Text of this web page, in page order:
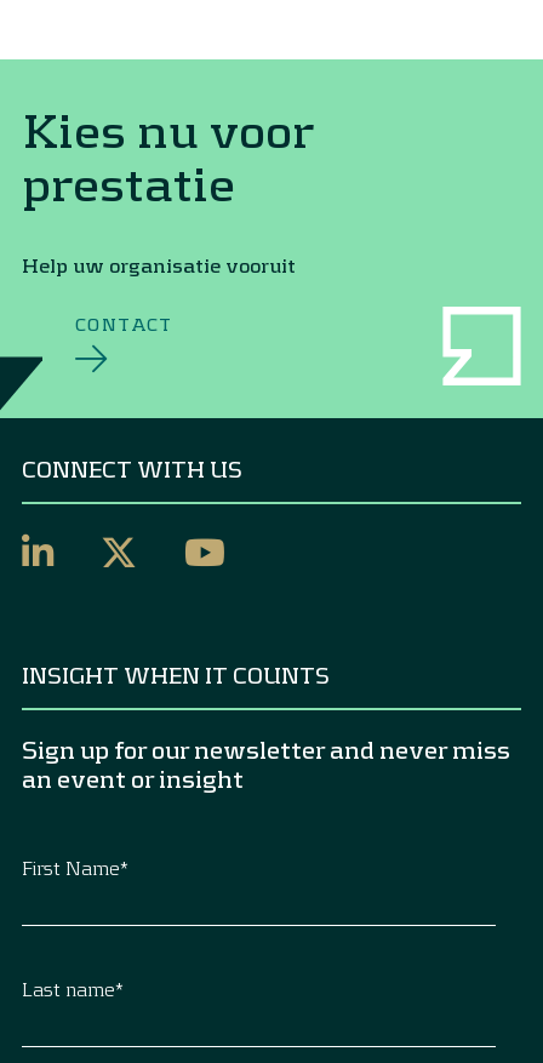
Kies nu voor
prestatie
Help uw organisatie vooruit
CONTACT
CONNECT WITH US
INSIGHT WHEN IT COUNTS
Sign up for our newsletter and never miss
an event or insight
First Name*
Last name*